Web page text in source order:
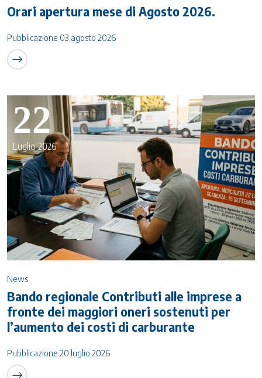
Orari apertura mese di Agosto 2026.
Pubblicazione 03 agosto 2026
22
Luglio 2026
News
Bando regionale Contributi alle imprese a
fronte dei maggiori oneri sostenuti per
l’aumento dei costi di carburante
Pubblicazione 20 luglio 2026